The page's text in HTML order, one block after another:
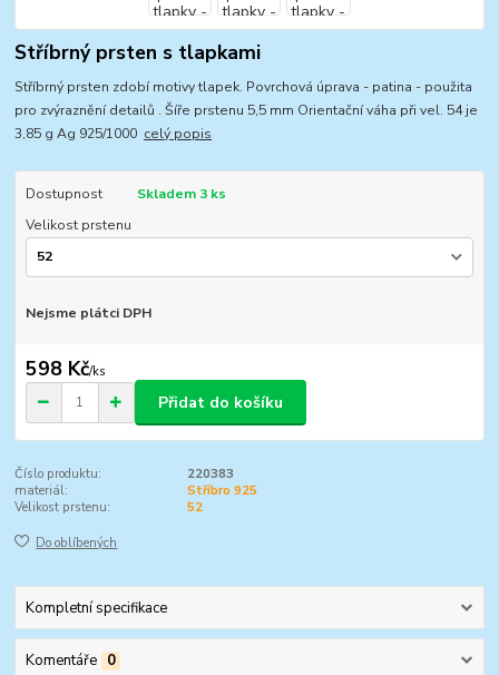
Stříbrný prsten s tlapkami
Stříbrný prsten zdobí motivy tlapek. Povrchová úprava - patina - použita
pro zvýraznění detailů . Šíře prstenu 5,5 mm Orientační váha při vel. 54 je
3,85 g Ag 925/1000 celý popis
Dostupnost
Skladem 3 ks
Velikost prstenu
Nejsme plátci DPH
598 Kč/ks
Přidat do košíku
Číslo produktu:
220383
materiál:
Stříbro 925
Velikost prstenu:
52
Do oblíbených
Kompletní specifikace
Komentáře 0